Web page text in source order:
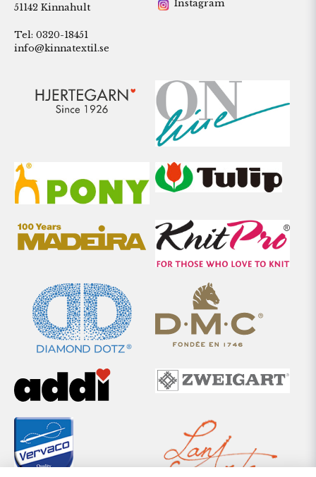
51142 Kinnahult
Tel: 0320-18451
info@kinnatextil.se
Instagram